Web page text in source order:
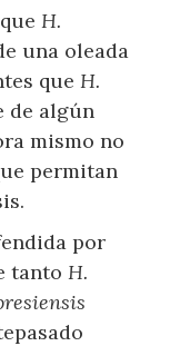
H.
una oleada
queH.
de algún
mismo no
permitan
por
tantoH.